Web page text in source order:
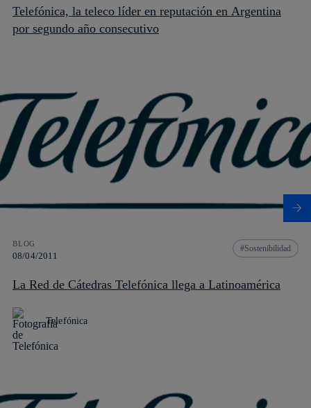
Telefónica, la teleco líder en reputación en Argentina
por segundo año consecutivo
BLOG
08/04/2011
Sostenibilidad
La Red de Cátedras Telefónica llega a Latinoamérica
Telefónica